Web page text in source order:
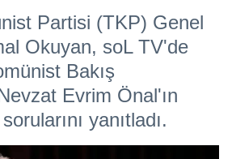
Partisi (TKP) Genel
Okuyan, soL TV'de
Bakış
Evrim Önal'ın
yanıtladı.